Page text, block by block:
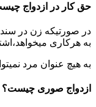
حق کار در ازدواج
در صورتیکه زن در سند
به هرکاری
به هیچ عنوان مرد
ازدواج صوری چیست؟